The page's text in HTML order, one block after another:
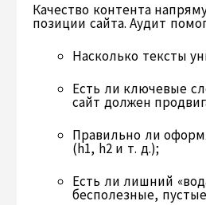
Качество контента
позиции сайта. Аудит
Насколько тексты
Есть ли ключевые
сайт должен
Правильно ли
(h1, h2 и т. д.);
Есть ли лишний
бесполезные,